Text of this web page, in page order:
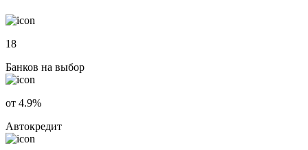
18
Банков на выбор
от 4.9%
Автокредит